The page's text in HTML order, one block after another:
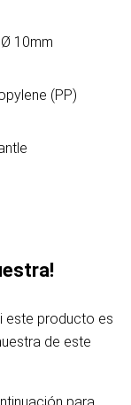
10mm
(PP)
este producto es
de este